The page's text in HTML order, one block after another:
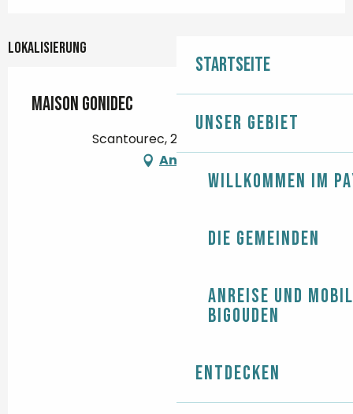
Startseite
Unser Gebiet
Willkommen im
Die Gemeinden
Anreise und
Bigouden
Entdecken
Lokalisierung
Maison Gonidec
Scantourec, 29710 Plozévet
Anfahrt